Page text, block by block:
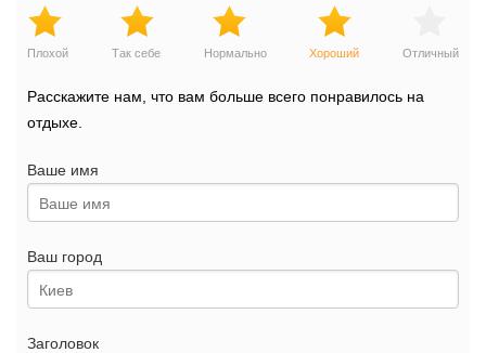
Плохой Так себе Нормально Хороший Отличный
Расскажите нам, что вам больше всего понравилось на
отдыхе.
Ваше имя
Ваш город
Заголовок